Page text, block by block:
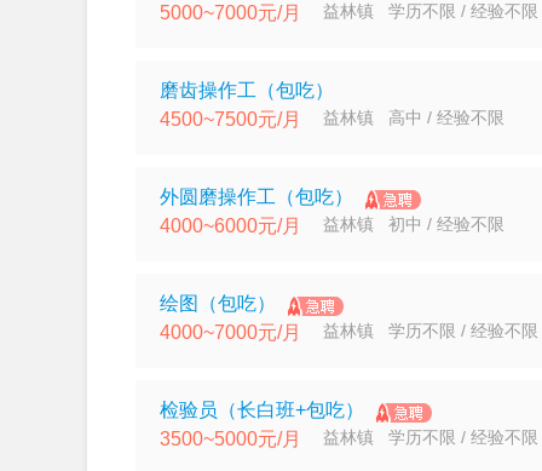
5000~7000元/月 益林镇 学历不限 / 经验不限
磨齿操作工（包吃）
4500~7500元/月 益林镇 高中 / 经验不限
外圆磨操作工（包吃）
4000~6000元/月 益林镇 初中 / 经验不限
绘图（包吃）
4000~7000元/月 益林镇 学历不限 / 经验不限
检验员（长白班+包吃）
3500~5000元/月 益林镇 学历不限 / 经验不限